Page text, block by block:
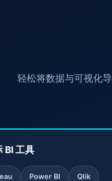
轻松将数据与可视化
BI 工具
Power BI Qlik